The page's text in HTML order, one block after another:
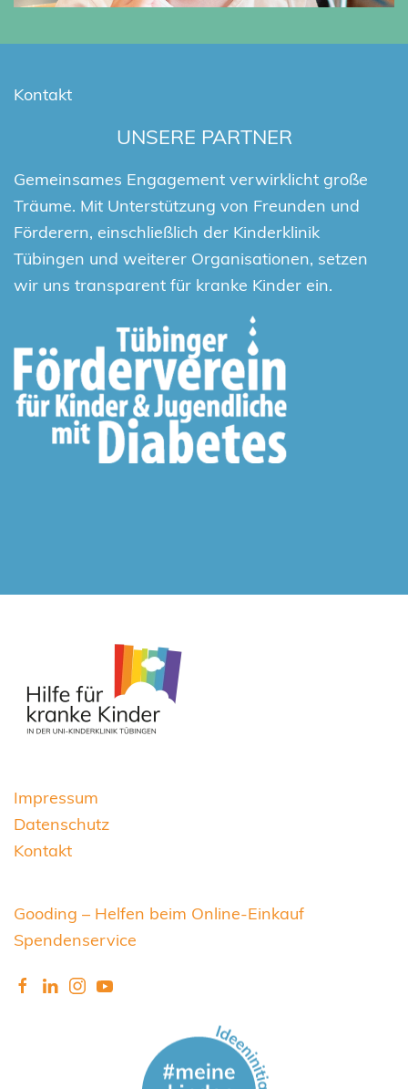
Kontakt
UNSERE PARTNER
Gemeinsames Engagement verwirklicht große
Träume. Mit Unterstützung von Freunden und
Förderern, einschließlich der Kinderklinik
Tübingen und weiterer Organisationen, setzen
wir uns transparent für kranke Kinder ein.
Impressum
Datenschutz
Kontakt
Gooding – Helfen beim Online-Einkauf
Spendenservice